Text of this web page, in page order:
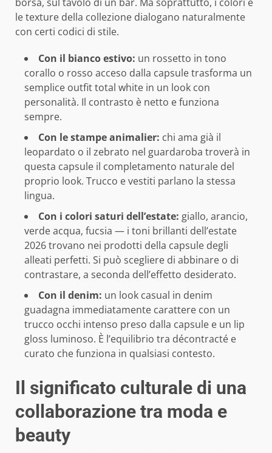
le texture della collezione dialogano naturalmente
con certi codici di stile.
Con il bianco estivo: un rossetto in tono
corallo o rosso acceso dalla capsule trasforma un
semplice outfit total white in un look con
personalità. Il contrasto è netto e funziona
sempre.
Con le stampe animalier: chi ama già il
leopardato o il zebrato nel guardaroba troverà in
questa capsule il completamento naturale del
proprio look. Trucco e vestiti parlano la stessa
lingua.
Con i colori saturi dell’estate: giallo, arancio,
verde acqua, fucsia — i toni brillanti dell’estate
2026 trovano nei prodotti della capsule degli
alleati perfetti. Si può scegliere di abbinare o di
contrastare, a seconda dell’effetto desiderato.
Con il denim: un look casual in denim
guadagna immediatamente carattere con un
trucco occhi intenso preso dalla capsule e un lip
gloss luminoso. È l’equilibrio tra décontracté e
curato che funziona in qualsiasi contesto.
Il significato culturale di una
collaborazione tra moda e
beauty